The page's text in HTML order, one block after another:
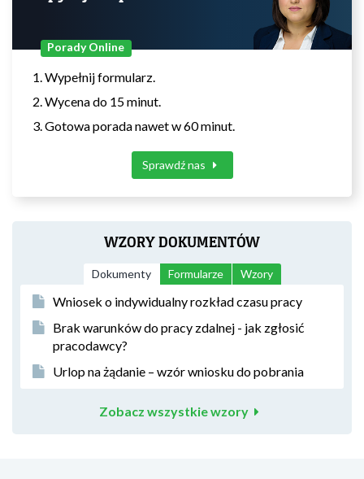
Porady Online
Wypełnij formularz.
Wycena do 15 minut.
Gotowa porada nawet w 60 minut.
Sprawdź nas
WZORY DOKUMENTÓW
Dokumenty Formularze Wzory
Wniosek o indywidualny rozkład czasu pracy
Brak warunków do pracy zdalnej - jak zgłosić
pracodawcy?
Urlop na żądanie – wzór wniosku do pobrania
Zobacz wszystkie wzory